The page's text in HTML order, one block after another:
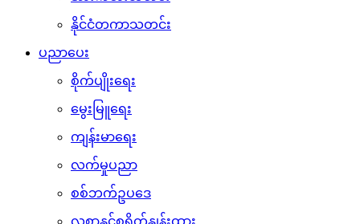
နိုင်ငံတကာသတင်း
ပညာပေး
စိုက်ပျိုးရေး
မွေးမြူရေး
ကျန်းမာရေး
လက်မှုပညာ
စစ်ဘက်ဥပဒေ
လစာနှင့်စရိတ်နှုန်းထား